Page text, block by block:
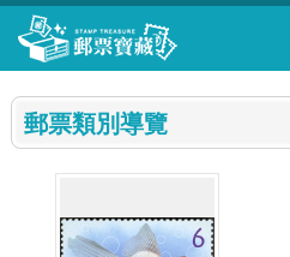
跳到主要內容區塊
郵票類別導覽